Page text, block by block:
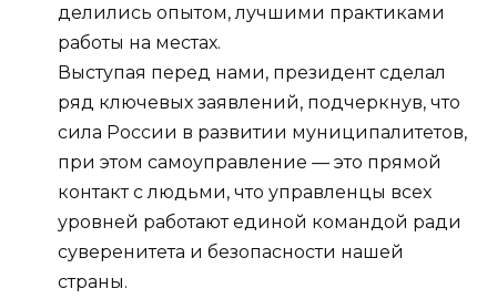
делились опытом, лучшими практиками
работы на местах.
Выступая перед нами, президент сделал
ряд ключевых заявлений, подчеркнув, что
сила России в развитии муниципалитетов,
при этом самоуправление — это прямой
контакт с людьми, что управленцы всех
уровней работают единой командой ради
суверенитета и безопасности нашей
страны.